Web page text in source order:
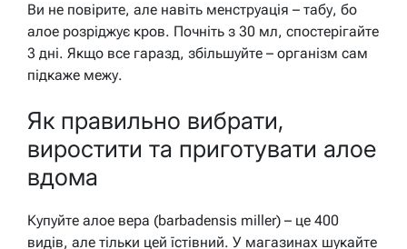
Ви не повірите, але навіть менструація – табу, бо
алое розріджує кров. Почніть з 30 мл, спостерігайте
3 дні. Якщо все гаразд, збільшуйте – організм сам
підкаже межу.
Як правильно вибрати,
виростити та приготувати алое
вдома
Купуйте алое вера (barbadensis miller) – це 400
видів, але тільки цей їстівний. У магазинах шукайте